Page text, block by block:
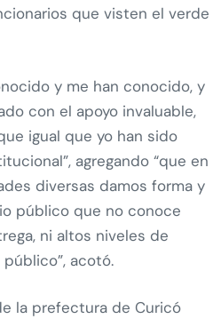
que visten el verde
y me han conocido, y
con el apoyo invaluable,
igual que yo han sido
agregando “que en
diversas damos forma y
público que no conoce
ni altos niveles de
acotó.
la prefectura de Curicó